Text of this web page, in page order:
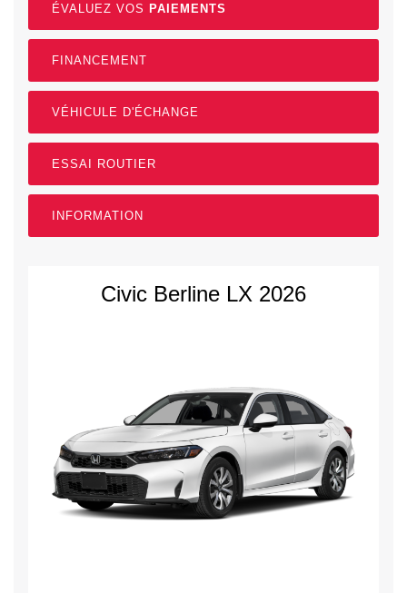
ÉVALUEZ VOS PAIEMENTS
FINANCEMENT
VÉHICULE D'ÉCHANGE
ESSAI ROUTIER
INFORMATION
Civic Berline LX 2026